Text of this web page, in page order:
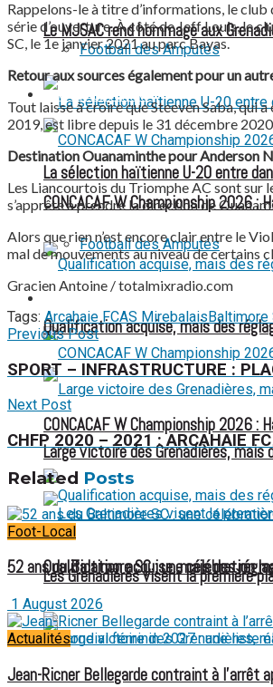
Le MJSAC rend hommage aux
La sélection haïtienne U-20 entre
Football des Amputés
CONCACAF W Championship 2026
Qualification acquise, mais des
Football des Amputés
FOOTBALL FÉMININ
CONCACAF W Championship 2026
Qualification acquise, mais des
Large victoire des Grenadières,
Les Grenadières visent la première
Rappelons-le à titre d’informations, le
série d’ouverture. À côté de Jeff Louis, le
SC, le 1e janvier 2021 au parc Bayas.
Retour aux sources également pour un
Tout laisse à croire que Steeven Saba, qui
2019, est libre depuis le 31 décembre
Destination Ouanaminthe pour Anderson
Les Liancourtois du Triomphe AC sont sur
s’apprête à prendre la direction de
Alors que rien n’est encore clair entre le
mal de mouvements au niveau de certains
Gracien Antoine / totalmixradio.com
Tags: Arcahaie FCAS MirebalaisBaltimore
Previous Post
SPORT – INFRASTRUCTURE :
Next Post
CHFP 2020 – 2021 : ARCAHAIE
Related Posts
Foot-Local
52 ans du Baltimore SC : une célébration
1 August 2026
Actualités
Jean-Ricner Bellegarde contraint à l’arrêt